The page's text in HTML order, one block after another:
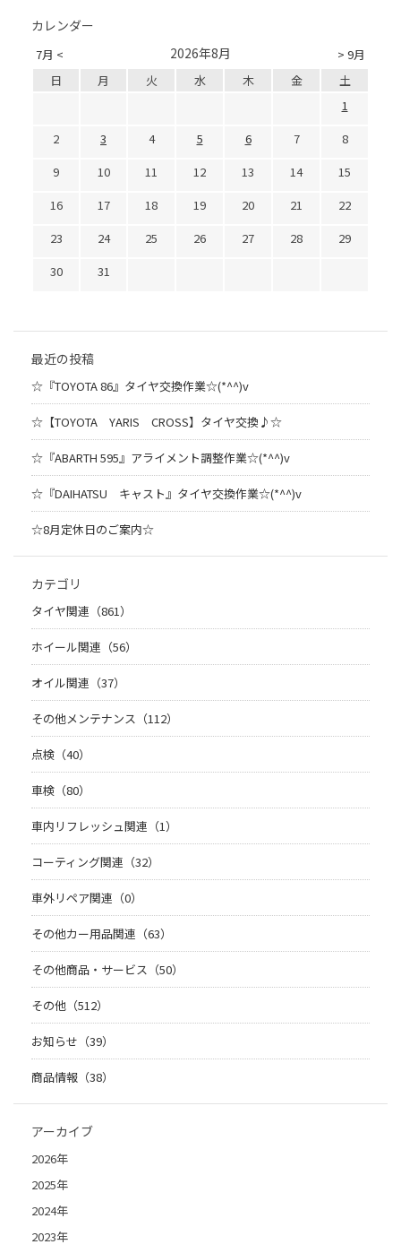
カレンダー
7月 < > 9月
2026年8月
日 月 火 水 木 金
土
1
2
3 4 5 6 7
8
9
10 11 12 13 14
15
16
17 18 19 20 21
22
23
24 25 26 27 28
29
30
31
最近の投稿
☆『TOYOTA 86』タイヤ交換作業☆(*^^)v
☆【TOYOTA YARIS CROSS】タイヤ交換♪☆
☆『ABARTH 595』アライメント調整作業☆(*^^)v
☆『DAIHATSU キャスト』タイヤ交換作業☆(*^^)v
☆8月定休日のご案内☆
カテゴリ
タイヤ関連（861）
ホイール関連（56）
オイル関連（37）
その他メンテナンス（112）
点検（40）
車検（80）
車内リフレッシュ関連（1）
コーティング関連（32）
車外リペア関連（0）
その他カー用品関連（63）
その他商品・サービス（50）
その他（512）
お知らせ（39）
商品情報（38）
アーカイブ
2026年
2025年
2024年
2023年